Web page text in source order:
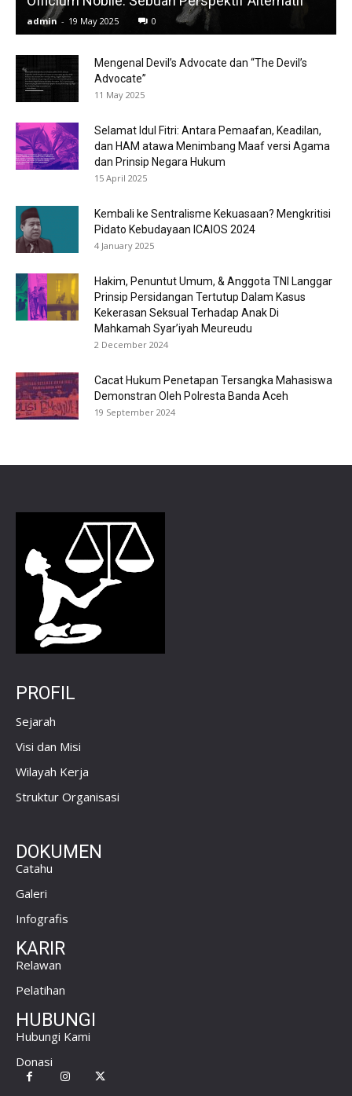
admin - 19 May 2025 0
Mengenal Devil’s Advocate dan “The Devil’s
Advocate”
11 May 2025
Selamat Idul Fitri: Antara Pemaafan, Keadilan,
dan HAM atawa Menimbang Maaf versi Agama
dan Prinsip Negara Hukum
15 April 2025
Kembali ke Sentralisme Kekuasaan? Mengkritisi
Pidato Kebudayaan ICAIOS 2024
4 January 2025
Hakim, Penuntut Umum, & Anggota TNI Langgar
Prinsip Persidangan Tertutup Dalam Kasus
Kekerasan Seksual Terhadap Anak Di
Mahkamah Syar’iyah Meureudu
2 December 2024
Cacat Hukum Penetapan Tersangka Mahasiswa
Demonstran Oleh Polresta Banda Aceh
19 September 2024
PROFIL
Sejarah
Visi dan Misi
Wilayah Kerja
Struktur Organisasi
DOKUMEN
Catahu
Galeri
Infografis
KARIR
Relawan
Pelatihan
HUBUNGI
Hubungi Kami
Donasi